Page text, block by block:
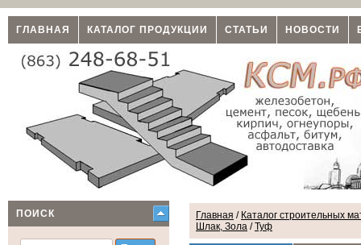
ГЛАВНАЯ КАТАЛОГ ПРОДУКЦИИ СТАТЬИ НОВОСТИ
ПОИСК Главная / Каталог строительных
Шлак, Зола /Туф